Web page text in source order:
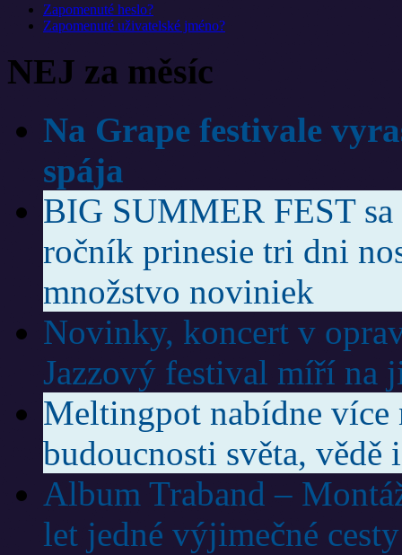
Zapomenuté heslo?
Zapomenuté uživatelské jméno?
NEJ za měsíc
Na Grape festivale
spája
BIG SUMMER FEST
ročník prinesie tri dni
množstvo noviniek
Novinky, koncert v
Jazzový festival míří na
Meltingpot nabídne více
budoucnosti světa,
Album Traband –
let jedné výjimečné cesty